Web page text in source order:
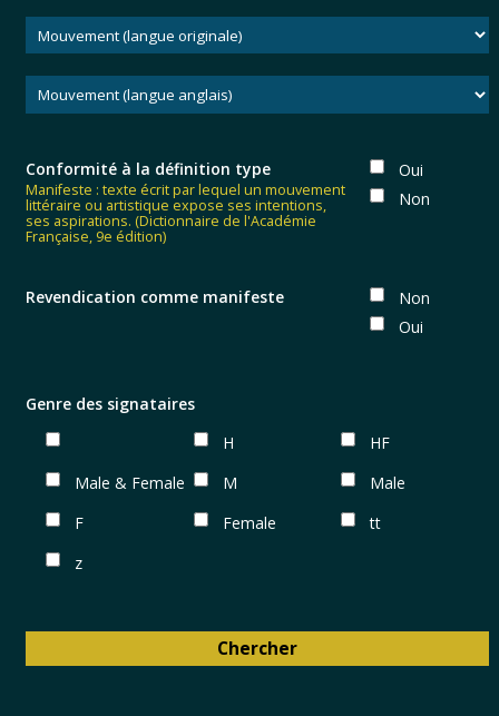
Conformité à la définition type
Oui
Non
Revendication comme manifeste
Non
Oui
Genre des signataires
H
HF
Male & Female
M
Male
F
Female
tt
z